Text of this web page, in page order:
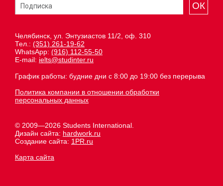
ОК
Челябинск, ул. Энтузиастов 11/2, оф. 310
Тел.: (351) 261-19-62
WhatsApp: (916) 112-55-50
E-mail: ielts@studinter.ru
График работы: будние дни с 8:00 до 19:00 без перерыва
Политика компании в отношении обработки
персональных данных
© 2009—2026 Students International.
Дизайн сайта: hardwork.ru
Создание сайта: 1PR.ru
Карта сайта